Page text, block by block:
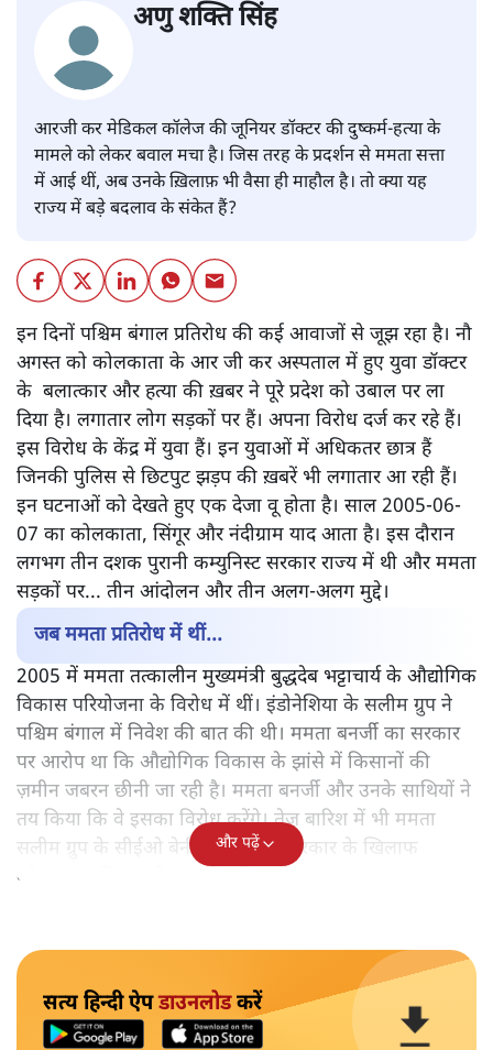
अणु शक्ति सिंह
आरजी कर मेडिकल कॉलेज की जूनियर डॉक्टर की दुष्कर्म-हत्या के
मामले को लेकर बवाल मचा है। जिस तरह के प्रदर्शन से ममता सत्ता
में आई थीं, अब उनके ख़िलाफ़ भी वैसा ही माहौल है। तो क्या यह
राज्य में बड़े बदलाव के संकेत हैं?
इन दिनों पश्चिम बंगाल प्रतिरोध की कई आवाजों से जूझ रहा है। नौ
अगस्त को कोलकाता के आर जी कर अस्पताल में हुए युवा डॉक्टर
के बलात्कार और हत्या की ख़बर ने पूरे प्रदेश को उबाल पर ला
दिया है। लगातार लोग सड़कों पर हैं। अपना विरोध दर्ज कर रहे हैं।
इस विरोध के केंद्र में युवा हैं। इन युवाओं में अधिकतर छात्र हैं
जिनकी पुलिस से छिटपुट झड़प की ख़बरें भी लगातार आ रही हैं।
इन घटनाओं को देखते हुए एक देजा वू होता है। साल 2005-06-
07 का कोलकाता, सिंगूर और नंदीग्राम याद आता है। इस दौरान
लगभग तीन दशक पुरानी कम्युनिस्ट सरकार राज्य में थी और ममता
सड़कों पर... तीन आंदोलन और तीन अलग-अलग मुद्दे।
जब ममता प्रतिरोध में थीं...
2005 में ममता तत्कालीन मुख्यमंत्री बुद्धदेब भट्टाचार्य के औद्योगिक
विकास परियोजना के विरोध में थीं। इंडोनेशिया के सलीम ग्रुप ने
पश्चिम बंगाल में निवेश की बात की थी। ममता बनर्जी का सरकार
पर आरोप था कि औद्योगिक विकास के झांसे में किसानों की
ज़मीन जबरन छीनी जा रही है। ममता बनर्जी और उनके साथियों ने
तय किया कि वे इसका विरोध करेंगे। तेज बारिश में भी ममता
सलीम ग्रुप के सीईओ बेनी सैंटोसो और सरकार के खिलाफ
कोलकाता की सड़कों पर बनी रहीं।
और पढ़ें
सत्य हिन्दी ऐपडाउनलोडकरें